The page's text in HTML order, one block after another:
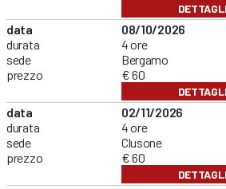
data
durata
sede
prezzo
08/10/2026
4 ore
Bergamo
€ 60
data
durata
sede
prezzo
02/11/2026
4 ore
Clusone
€ 60